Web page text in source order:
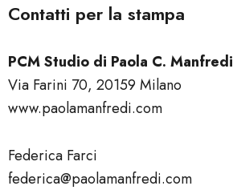
Contatti per la stampa
PCM Studio di Paola C. Manfredi
Via Farini 70, 20159 Milano
www.paolamanfredi.com
Federica Farci
federica@paolamanfredi.com